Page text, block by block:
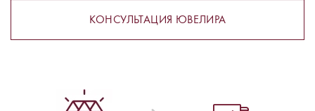
КОНСУЛЬТАЦИЯ ЮВЕЛИРА